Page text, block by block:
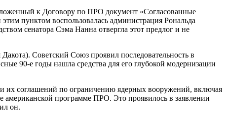
к Договору по ПРО документ «Согласованные
пунктом воспользовалась администрация Рональда
сенатора Сэма Нанна отвергла этот предлог и не
Советский Союз проявил последовательность в
90-е годы нашла средства для его глубокой модернизации
соглашений по ограничению ядерных вооружений, включая
программе ПРО. Это проявилось в заявлении
он.